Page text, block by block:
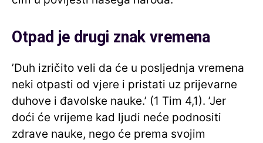
Otpad je drugi znak vremena
’Duh izričito veli da će u posljednja vremena
neki otpasti od vjere i pristati uz prijevarne
duhove i đavolske nauke.’ (1 Tim 4,1). ’Jer
doći će vrijeme kad ljudi neće podnositi
zdrave nauke, nego će prema svojim